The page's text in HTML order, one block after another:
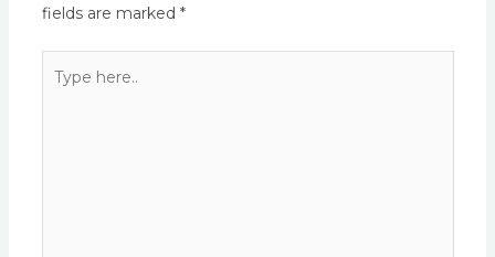
fields are marked *